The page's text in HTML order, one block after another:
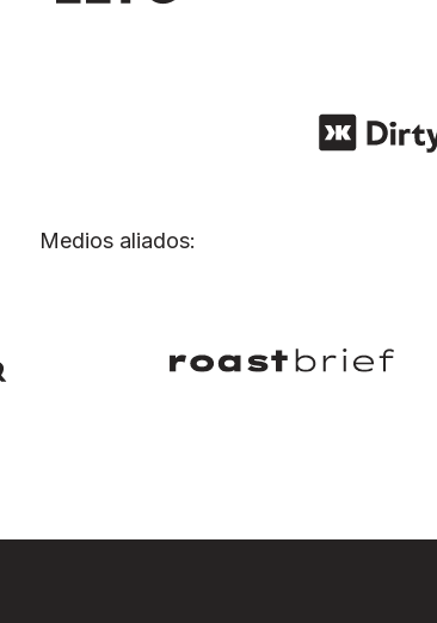
Medios aliados: